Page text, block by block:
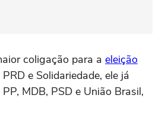
coligação para a eleição
e Solidariedade, ele já
MDB, PSD e União Brasil,